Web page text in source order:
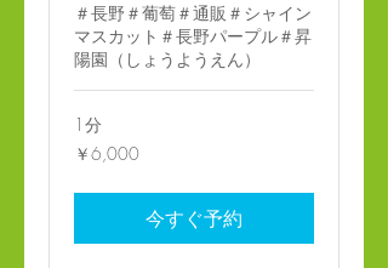
＃長野＃葡萄＃通販＃シャイン
マスカット＃長野パープル＃昇
陽園（しょうようえん）
1分
6,000
円
￥6,000
今すぐ予約